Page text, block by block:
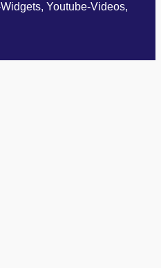
Youtube-Videos,